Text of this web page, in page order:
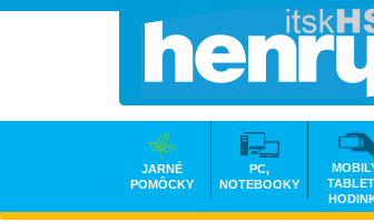
JARNÉ
POMÔCKY
PC,
NOTEBOOKY